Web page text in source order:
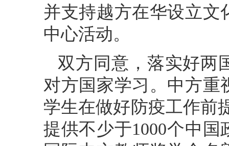
并支持越方在华设立文
中心活动。
双方同意，落实好两
对方国家学习。中方重
学生在做好防疫工作前
提供不少于1000个中